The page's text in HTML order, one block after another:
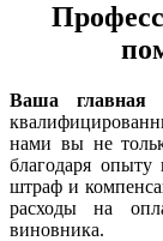
Ваша главная
нами вы не
благодаря
штраф и
расходы на
виновника.